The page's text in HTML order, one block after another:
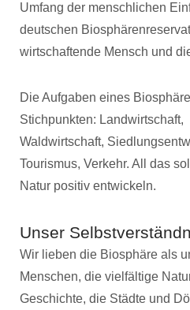
Umfang der menschlichen
deutschen
wirtschaftende Mensch und
Die Aufgaben eines
Stichpunkten: Landwirtschaft,
Waldwirtschaft,
Tourismus, Verkehr. All das
Natur positiv entwickeln.
Unser
Wir lieben die Biosphäre als
Menschen, die vielfältige
Geschichte, die Städte und